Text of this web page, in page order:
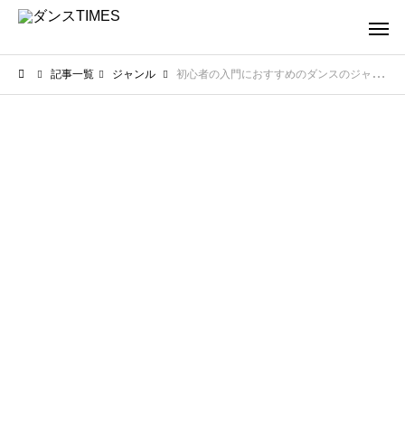
記事一覧 ジャンル 初心者の入門におすすめのダンスのジャンル！挫折せずに楽しく上達できる